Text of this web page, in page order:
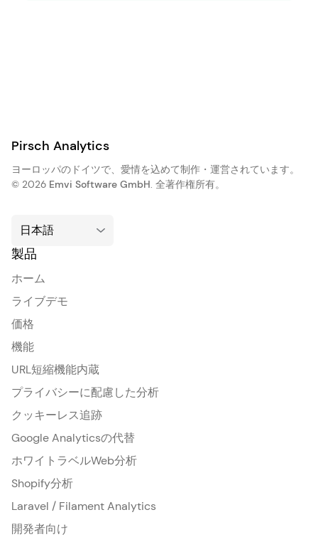
Pirsch Analytics
ヨーロッパのドイツで、愛情を込めて制作・運営されています。
© 2026 Emvi Software GmbH. 全著作権所有。
製品
ホーム
ライブデモ
価格
機能
URL短縮機能内蔵
プライバシーに配慮した分析
クッキーレス追跡
Google Analyticsの代替
ホワイトラベルWeb分析
Shopify分析
Laravel / Filament Analytics
開発者向け